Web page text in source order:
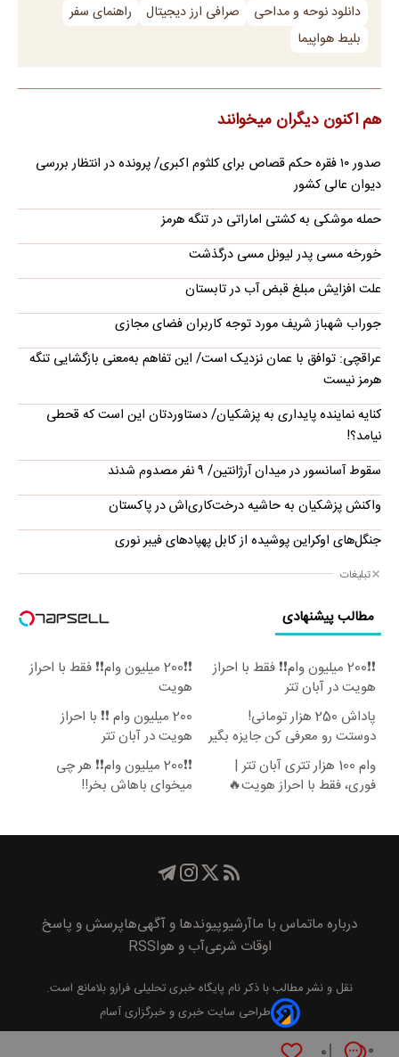
۰
دانلود نوحه و مداحی صرافی ارز دیجیتال
راهنمای سفر
بلیط هواپیما
هم اکنون دیگران میخوانند
صدور ۱۰ فقره حکم قصاص برای کلثوم اکبری/ پرونده در انتظار بررسی
دیوان عالی کشور
حمله موشکی به کشتی اماراتی در تنگه هرمز
خورخه مسی پدر لیونل مسی درگذشت
علت افزایش مبلغ قبض آب در تابستان
جوراب‌ شهباز شریف مورد توجه کاربران فضای مجازی
عراقچی: توافق با عمان نزدیک است/ این تفاهم به‌معنی بازگشایی تنگه
هرمز نیست
کنایه نماینده پایداری به پزشکیان/ دستاوردتان این است که قحطی
نیامد؟!
سقوط آسانسور در میدان آرژانتین/ ۹ نفر مصدوم شدند
واکنش پزشکیان به حاشیه درخت‌کاری‌اش در پاکستان
جنگل‌های اوکراین پوشیده از کابل پهپادهای فیبر نوری
تبلیغات
مطالب پیشنهادی
❗❗200 میلیون وام❗❗ فقط با احراز
هویت در آبان تتر
❗❗200 میلیون وام❗❗ فقط با احراز
هویت
پاداش 250 هزار تومانی!
دوستت رو معرفی کن جایزه بگیر
😍
200 میلیون وام ❗❗ با احراز
هویت در آبان تتر
وام 100 هزار تتری آبان تتر |
فوری، فقط با احراز هویت🔥
❗❗200 میلیون وام❗❗ هر چی
میخوای باهاش بخر!!
درباره ماتماس با ماآرشیوپیوند‌ها و آگهی‌هاپرسش و پاسخ
اوقات شرعیآب و هواRSS
نقل و نشر مطالب با ذکر نام پايگاه خبری تحليلی فرارو بلامانع است.
طراحی سایت خبری و خبرگزاری آسام